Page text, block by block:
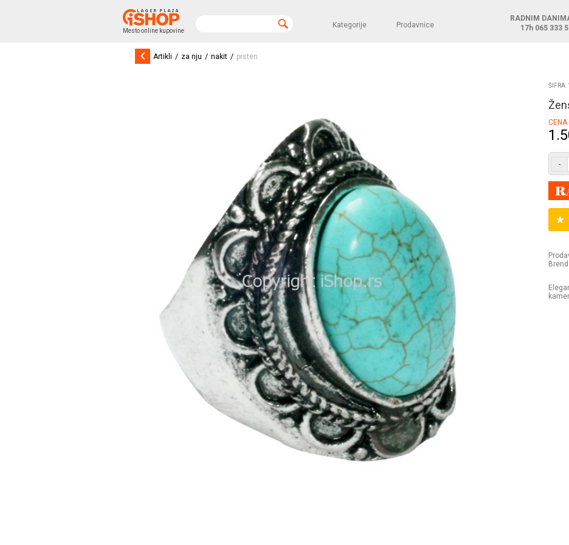
Mesto online kupovine
Kategorije Prodavnice
RADNIM
17h 065 333
keyboard_arrow_left Artikli / za nju / nakit / prsten
ŠIFRA:
CENA
-
Brend: